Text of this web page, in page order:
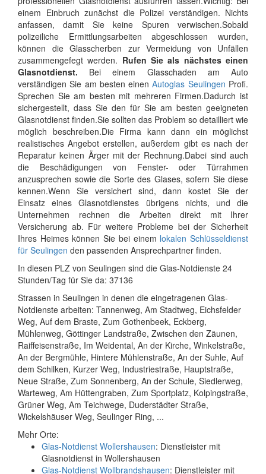
einem Einbruch zunächst die Polizei verständigen. Nichts
anfassen, damit Sie keine Spuren verwischen.Sobald
polizeiliche Ermittlungsarbeiten abgeschlossen wurden,
können die Glasscherben zur Vermeidung von Unfällen
zusammengefegt werden. Rufen Sie als nächstes einen
Glasnotdienst. Bei einem Glasschaden am Auto
verständigen Sie am besten einenAutoglas Seulingen Profi.
Sprechen Sie am besten mit mehreren Firmen.Dadurch ist
sichergestellt, dass Sie den für Sie am besten geeigneten
Glasnotdienst finden.Sie sollten das Problem so detailliert wie
möglich beschreiben.Die Firma kann dann ein möglichst
realistisches Angebot erstellen, außerdem gibt es nach der
Reparatur keinen Ärger mit der Rechnung.Dabei sind auch
die Beschädigungen von Fenster- oder Türrahmen
anzusprechen sowie die Sorte des Glases, sofern Sie diese
kennen.Wenn Sie versichert sind, dann kostet Sie der
Einsatz eines Glasnotdienstes übrigens nichts, und die
Unternehmen rechnen die Arbeiten direkt mit Ihrer
Versicherung ab. Für weitere Probleme bei der Sicherheit
Ihres Heimes können Sie bei einem lokalen Schlüsseldienst
für Seulingen den passenden Ansprechpartner finden.
In diesen PLZ von Seulingen sind die Glas-Notdienste 24
Stunden/Tag für Sie da: 37136
Strassen in Seulingen in denen die eingetragenen Glas-
Notdienste arbeiten: Tannenweg, Am Stadtweg, Eichsfelder
Weg, Auf dem Braste, Zum Gothenbeek, Eckberg,
Mühlenweg, Göttinger Landstraße, Zwischen den Zäunen,
Raiffeisenstraße, Im Weidental, An der Kirche, Winkelstraße,
An der Bergmühle, Hintere Mühlenstraße, An der Suhle, Auf
dem Schilken, Kurzer Weg, Industriestraße, Hauptstraße,
Neue Straße, Zum Sonnenberg, An der Schule, Siedlerweg,
Warteweg, Am Hüttengraben, Zum Sportplatz, Kolpingstraße,
Grüner Weg, Am Teichwege, Duderstädter Straße,
Wickelshäuser Weg, Seulinger Ring, ...
Mehr Orte:
Glas-Notdienst Wollershausen: Dienstleister mit
Glasnotdienst in Wollershausen
Glas-Notdienst Wollbrandshausen: Dienstleister mit